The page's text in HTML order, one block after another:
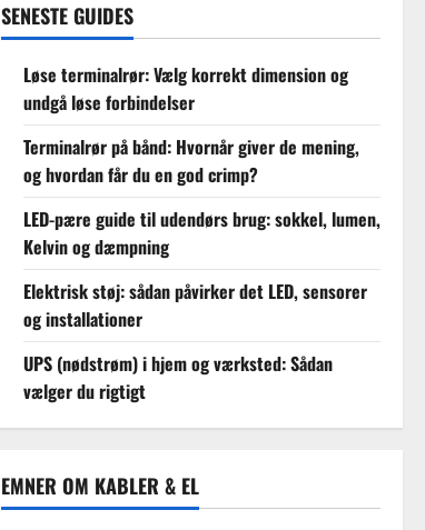
SENESTE GUIDES
Løse terminalrør: Vælg korrekt dimension og
undgå løse forbindelser
Terminalrør på bånd: Hvornår giver de mening,
og hvordan får du en god crimp?
LED-pære guide til udendørs brug: sokkel, lumen,
Kelvin og dæmpning
Elektrisk støj: sådan påvirker det LED, sensorer
og installationer
UPS (nødstrøm) i hjem og værksted: Sådan
vælger du rigtigt
EMNER OM KABLER & EL